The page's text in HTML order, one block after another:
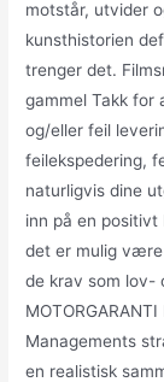
motstår, utvider
kunsthistorien
trenger det.
gammel Takk for
og/eller feil
feilekspedering,
naturligvis dine
inn på en positivt
det er mulig
de krav som lov-
Managements
en realistisk